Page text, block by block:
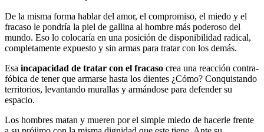
De la misma forma hablar del amor, el compromiso, el miedo y el
fracaso le pondría la piel de gallina al hombre más poderoso del
mundo. Eso lo colocaría en una posición de disponibilidad radical,
completamente expuesto y sin armas para tratar con los demás.
Esa incapacidad de tratar con el fracaso crea una reacción contra-
fóbica de tener que armarse hasta los dientes ¿Cómo? Conquistando
territorios, levantando murallas y armándose para defender su
espacio.
Los hombres matan y mueren por el simple miedo de hacerle frente